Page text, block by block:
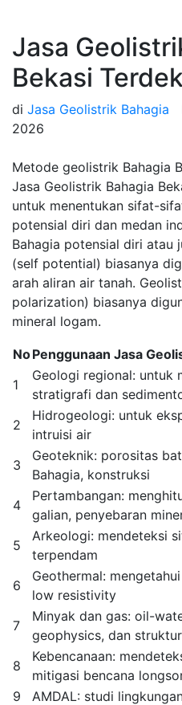
Jasa
Bekasi
di Jasa Geolistrik Bahagia
2026
Metode geolistrik Bahagia
Jasa Geolistrik Bahagia
untuk menentukan sifat-
potensial diri dan medan
Bahagia potensial diri atau
(self potential) biasanya
arah aliran air tanah.
polarization) biasanya
mineral logam.
NoPenggunaan Jasa
1
Geologi regional: untuk
stratigrafi dan
2
Hidrogeologi: untuk
intruisi air
3
Geoteknik: porositas
Bahagia, konstruksi
4
Pertambangan:
galian, penyebaran
5
Arkeologi: mendeteksi
terpendam
6
Geothermal:
low resistivity
7
Minyak dan gas: oil-
geophysics, dan struktur
8
Kebencanaan:
mitigasi bencana
9
AMDAL: studi